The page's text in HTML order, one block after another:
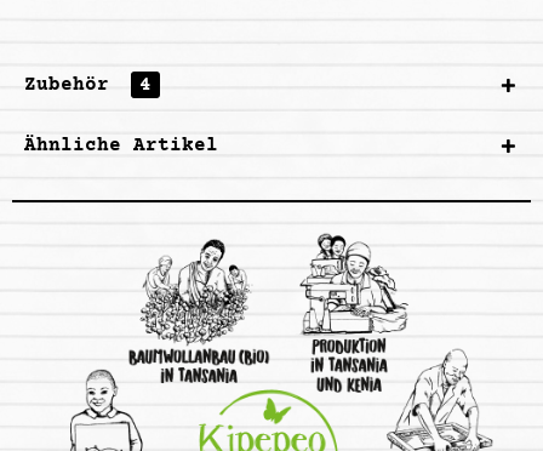
Zubehör 4
Ähnliche Artikel